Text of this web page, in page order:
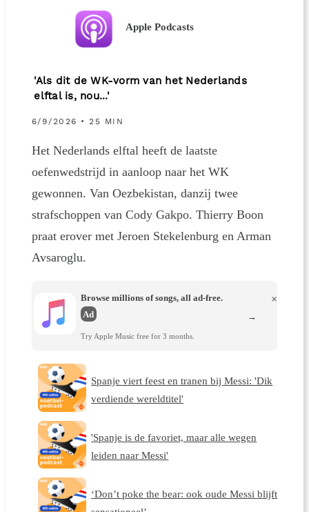
Apple Podcasts
'Als dit de WK-vorm van het Nederlands
elftal is, nou...'
6/9/2026 • 25 MIN
Het Nederlands elftal heeft de laatste
oefenwedstrijd in aanloop naar het WK
gewonnen. Van Oezbekistan, danzij twee
strafschoppen van Cody Gakpo. Thierry Boon
praat erover met Jeroen Stekelenburg en Arman
Avsaroglu.
Browse millions of songs, all ad-free.
Ad
Try Apple Music free for 3 months.
×
→
Spanje viert feest en tranen bij Messi: 'Dik
verdiende wereldtitel'
'Spanje is de favoriet, maar alle wegen
leiden naar Messi'
‘Don’t poke the bear: ook oude Messi blijft